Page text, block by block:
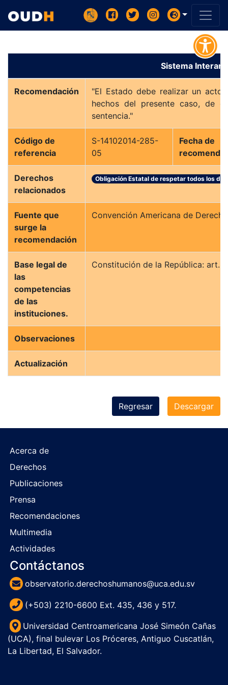
Sistema
Recomendación
"El Estado debe realizar un acto
hechos del presente caso, de
sentencia."
Código de
referencia
S-14102014-285-
05
Fecha de
Derechos
relacionados
Obligación Estatal de respetar todos los
Fuente que
surge la
recomendación
Convención Americana de
Base legal de
las
competencias
de las
instituciones.
Constitución de la República:
Observaciones
Actualización
Descargar
Regresar
Acerca de
Derechos
Publicaciones
Prensa
Recomendaciones
Multimedia
Actividades
Contáctanos
observatorio.derechoshumanos@uca.edu.sv
(+503) 2210-6600 Ext. 435, 436 y 517.
Universidad Centroamericana José Simeón Cañas
(UCA), final bulevar Los Próceres, Antiguo Cuscatlán,
La Libertad, El Salvador.